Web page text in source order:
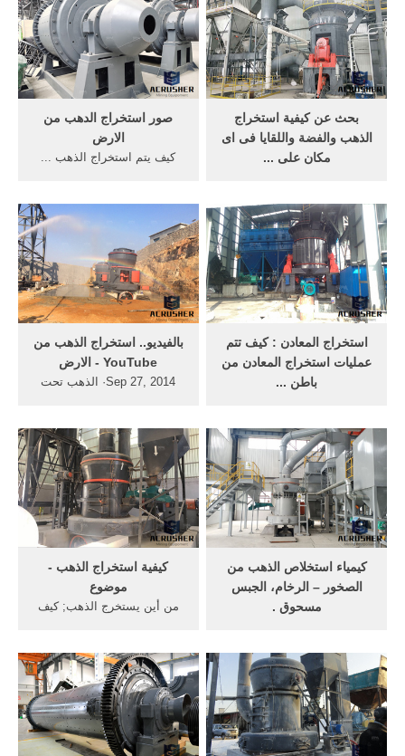
صور استخراج الدهب من
الارض
كيف يتم استخراج الذهب ...
من الماء ...
بحث عن كيفية استخراج
الذهب والفضة واللقايا فى اى
مكان على ...
تقنيات من أجل استخراج
الذهب ...
‫بالفيديو.. استخراج الذهب من
الارض‬‎ - YouTube
Sep 27, 2014· الذهب تحت
استخراج الذهب من الحجر ...
استخراج المعادن : كيف تتم
عمليات استخراج المعادن من
باطن ...
مثل الذهب ... كيف يتم
استخراج ...
كيفية استخراج الذهب -
موضوع
من أين يستخرج الذهب; كيف
بالمناجم، و هي ...
كيمياء استخلاص الذهب من
الصخور – الرخام، الجبس
مسحوق .
الذهب من ... الأنهار . ثم يخلص
الذهب ...